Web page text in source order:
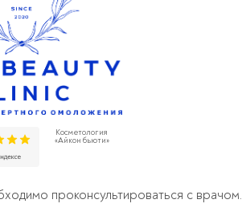
Косметология
«Айкон бьюти»
проконсультироваться с врачом.